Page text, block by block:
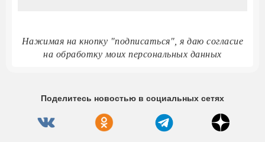
Нажимая на кнопку "подписаться", я даю согласие
на обработку моих персональных данных
Поделитесь новостью в социальных сетях